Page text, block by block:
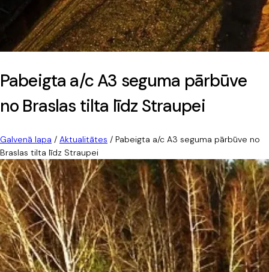
Pabeigta a/c A3 seguma pārbūve
no Braslas tilta līdz Straupei
Galvenā lapa / Aktualitātes / Pabeigta a/c A3 seguma pārbūve no
Braslas tilta līdz Straupei